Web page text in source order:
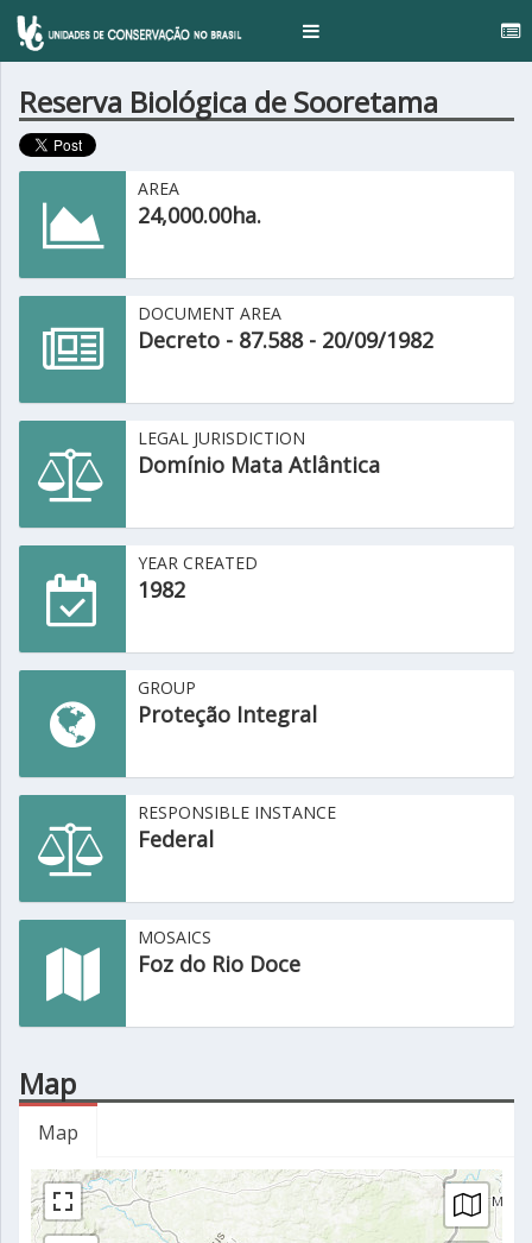
Toggle
Reserva Biológica de Sooretama
AREA
24,000.00ha.
DOCUMENT AREA
Decreto - 87.588 - 20/09/1982
LEGAL JURISDICTION
Domínio Mata Atlântica
YEAR CREATED
1982
GROUP
Proteção Integral
RESPONSIBLE INSTANCE
Federal
MOSAICS
Foz do Rio Doce
Map
Map